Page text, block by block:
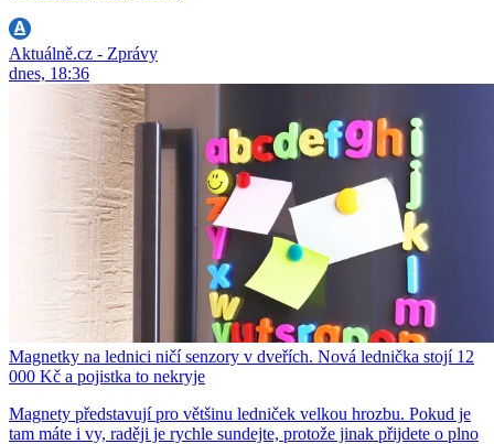
Aktuálně.cz - Zprávy
dnes, 18:36
Magnetky na lednici ničí senzory v dveřích. Nová lednička stojí 12
000 Kč a pojistka to nekryje
Magnety představují pro většinu ledniček velkou hrozbu. Pokud je
tam máte i vy, raději je rychle sundejte, protože jinak přijdete o plno